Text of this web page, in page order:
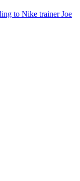
to Nike trainer Joe